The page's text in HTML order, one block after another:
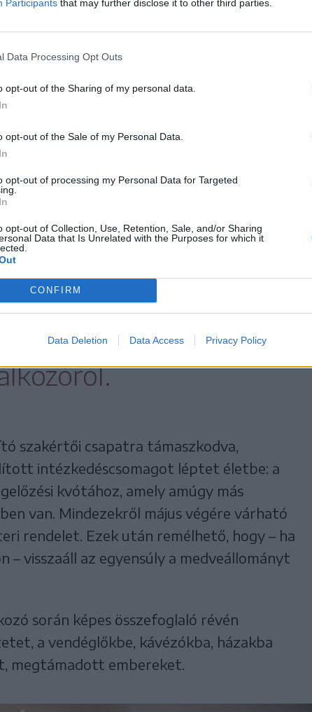
Participants that may further disclose it to other third parties.
Data Processing Opt Outs
opt-out of the Sharing of my personal data.
opt-out of the Sale of my Personal Data.
opt-out of processing my Personal Data for Targeted
opt-out of Collection, Use, Retention, Sale, and/or Sharing
Data that Is Unrelated with the Purposes for which it
CONFIRM
Data Deletion Data Access Privacy Policy
előzte meg ezt a
kompromisszumra
tekintetben, hogy a
látogatásról le
ezért az ottani gondok
bemutatva –
Barna miniszter,
jegyezve meg
megyei
hiányát a
szakértői csapatra támaszkodva,
intézkedéscsomagot léptet életbe: a
kvótához, amely amúgy más
van. Mindezekről május végére várható
rendelet. Ezek után remélhető, hogy – ha
– visszaáll az egyensúly a medveállományt
során képes összefoglaló révén
a vendéglőkbe, kávézókba, házakba
megtámadott embereket.